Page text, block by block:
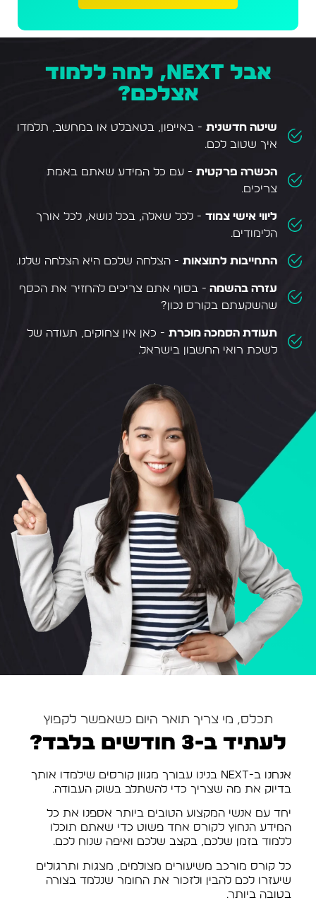
אבל NEXT, למה ללמוד
אצלכם?
שיטה חדשנית - באייפון, בטאבלט או במחשב, תלמדו
איך שטוב לכם.
הכשרה פרקטית - עם כל המידע שאתם באמת
צריכים.
ליווי אישי צמוד - לכל שאלה, בכל נושא, לכל אורך
הלימודים.
התחייבות לתוצאות - הצלחה שלכם היא הצלחה שלנו.
עזרה בהשמה - בסוף אתם צריכים להחזיר את הכסף
שהשקעתם בקורס נכון?
תעודת הסמכה מוכרת - כאן אין צחוקים, תעודה של
לשכת רואי החשבון בישראל.
תכלס, מי צריך תואר היום כשאפשר לקפוץ
לעתיד ב-3 חודשים בלבד?
אנחנו ב-NEXT בנינו עבורך מגוון קורסים שילמדו אותך
בדיוק את מה שצריך כדי להשתלב בשוק העבודה.
יחד עם אנשי המקצוע הטובים ביותר אספנו את כל
המידע הנחוץ לקורס אחד פשוט כדי שאתם תוכלו
ללמוד בזמן שלכם, בקצב שלכם ואיפה שנוח לכם.
כל קורס מורכב משיעורים מצולמים, מצגות ותרגולים
שיעזרו לכם להבין ולזכור את החומר שנלמד בצורה
בטובה ביותר.